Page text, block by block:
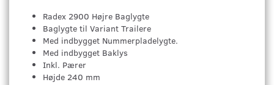
Radex 2900 Højre Baglygte
Baglygte til Variant Trailere
Med indbygget Nummerpladelygte.
Med indbygget Baklys
Inkl. Pærer
Højde 240 mm